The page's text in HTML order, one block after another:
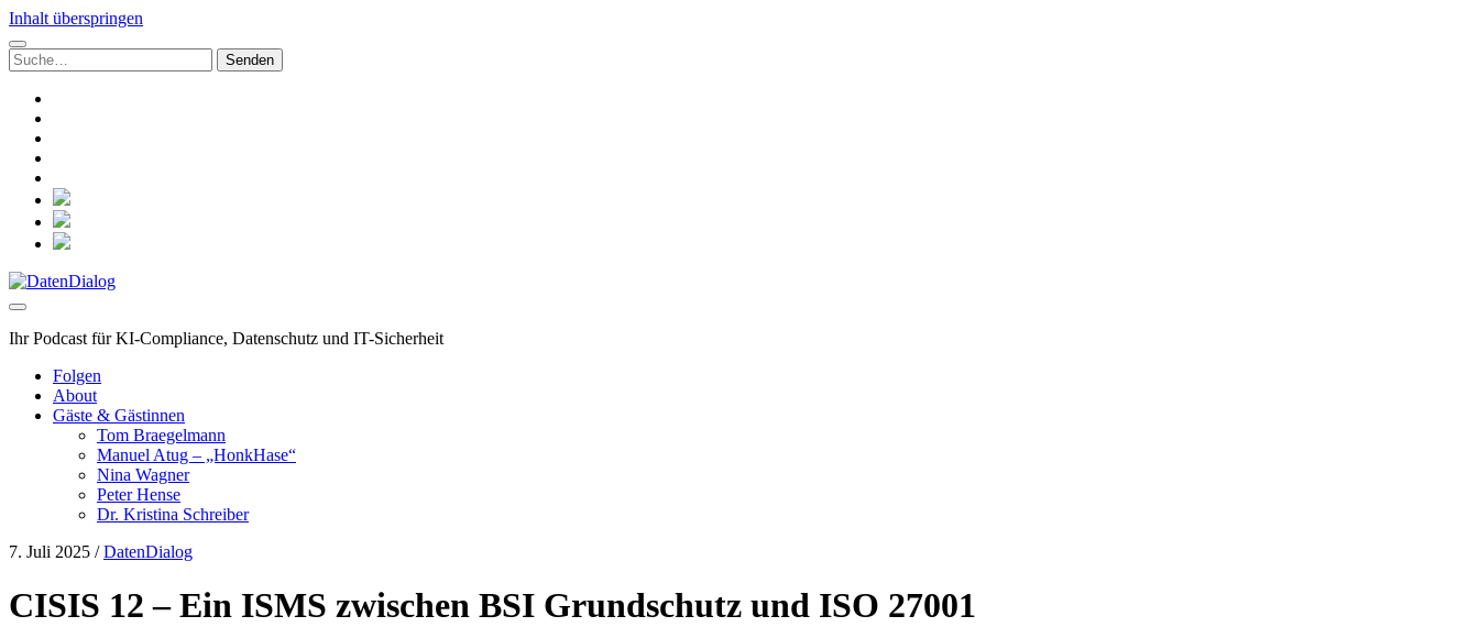
Inhalt überspringen
Suchen
nach:
social_icon_custom_1
social_icon_custom_2
social_icon_custom_3
DatenDialog
Ihr Podcast für KI-Compliance, Datenschutz und IT-Sicherheit
Folgen
About
Gäste & Gästinnen
Tom Braegelmann
Manuel Atug – „HonkHase“
Nina Wagner
Peter Hense
Dr. Kristina Schreiber
7. Juli 2025 /DatenDialog
CISIS 12 – Ein ISMS zwischen BSI Grundschutz und ISO 27001